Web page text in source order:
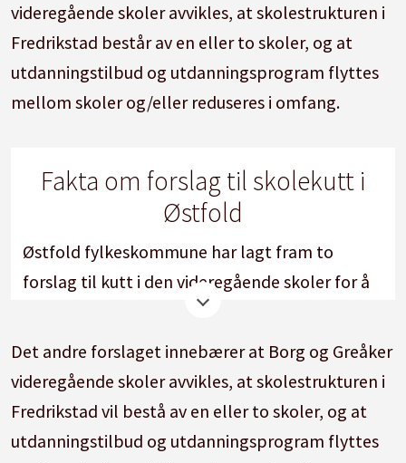
videregående skoler avvikles, at skolestrukturen i
Fredrikstad består av en eller to skoler, og at
utdanningstilbud og utdanningsprogram flyttes
mellom skoler og/eller reduseres i omfang.
Fakta om forslag til skolekutt i
Østfold
Østfold fylkeskommune har lagt fram to
forslag til kutt i den videregående skoler for å
spare 167 millioner kroner.
Løsningsforslag A:
* Borg og Kalnes videregående skoler avvikles.
* Skolestrukturen i Fredrikstad består av en
Det andre forslaget innebærer at Borg og Greåker
videregående skoler avvikles, at skolestrukturen i
Fredrikstad vil bestå av en eller to skoler, og at
utdanningstilbud og utdanningsprogram flyttes